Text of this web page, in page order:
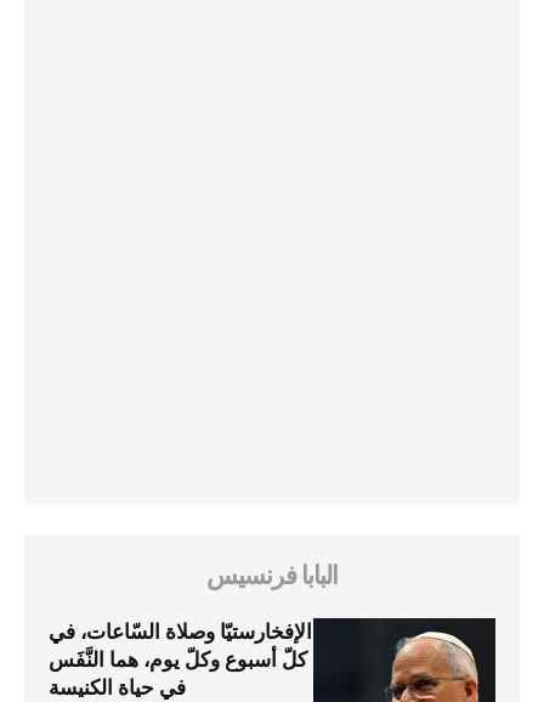
البابا فرنسيس
الإفخارستيّا وصلاة السّاعات، في
كلّ أسبوع وكلّ يوم، هما النَّفَس
في حياة الكنيسة